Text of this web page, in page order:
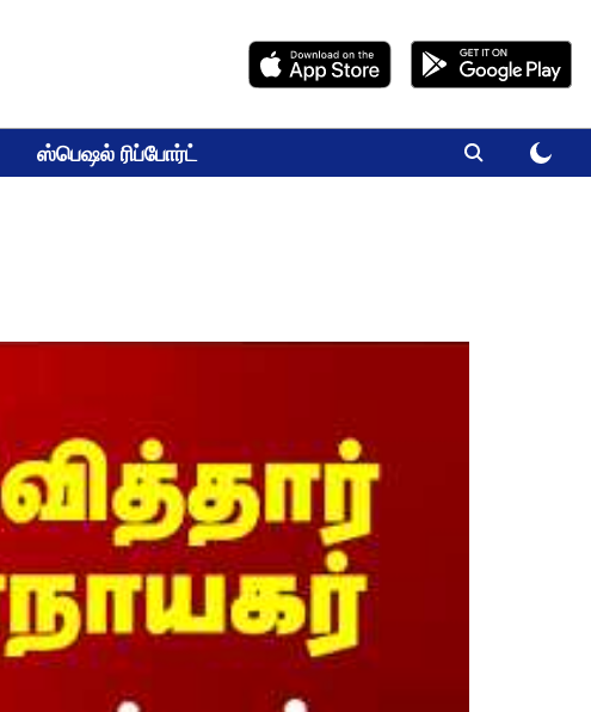
ஸ்பெஷல் ரிப்போர்ட்